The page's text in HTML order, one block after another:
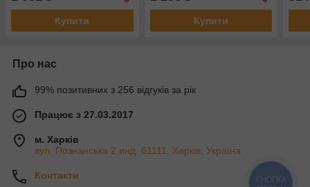
Купити Купити
Про нас
99% позитивних з 256 відгуків за рік
Працює з 27.03.2017
м. Харків
вул. Познанська 2 инд. 61111, Харків, Україна
Контакти
КНОПКА